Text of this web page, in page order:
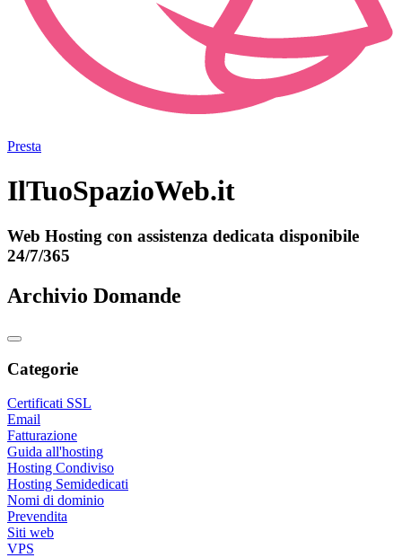
Presta
IlTuoSpazioWeb.it
Web Hosting con assistenza dedicata disponibile
24/7/365
Archivio Domande
Categorie
Certificati SSL
Email
Fatturazione
Guida all'hosting
Hosting Condiviso
Hosting Semidedicati
Nomi di dominio
Prevendita
Siti web
VPS